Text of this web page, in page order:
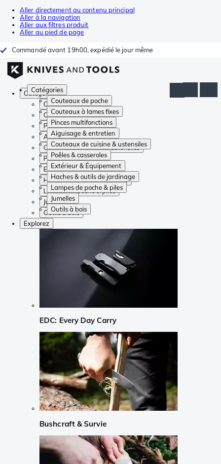
Aller directement au contenu principal
Aller à la navigation
Aller aux filtres produit
Aller au pied de page
Commandé avant 19h00, expédié le jour même
Catégories
Couteaux de poche
Couteaux à lames fixes
Pinces multifonctions
Aiguisage & entretien
Couteaux de cuisine & ustensiles
Poêles & casseroles
Extérieur & Équipement
Haches & outils de jardinage
Lampes de poche & piles
Jumelles
Outils à bois
Catégories
Couteaux de poche
Couteaux à lames fixes
Pinces multifonctions
Aiguisage & entretien
Couteaux de cuisine & ustensiles
Poêles & casseroles
Extérieur & Équipement
Haches & outils de jardinage
Lampes de poche & piles
Jumelles
Outils à bois
Explorez
EDC: Every Day Carry
Bushcraft & Survie